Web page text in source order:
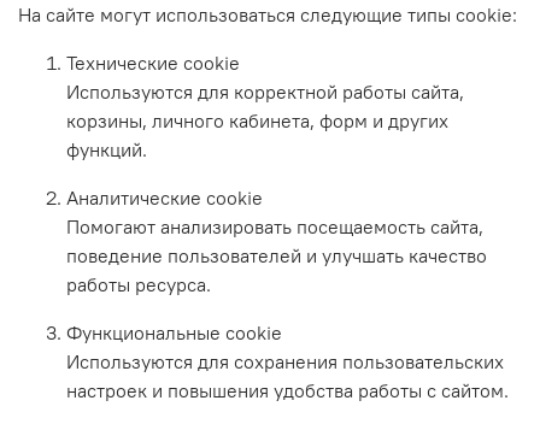
На сайте могут использоваться следующие типы cookie:
Технические cookie
Используются для корректной работы сайта,
корзины, личного кабинета, форм и других
функций.
Аналитические cookie
Помогают анализировать посещаемость сайта,
поведение пользователей и улучшать качество
работы ресурса.
Функциональные cookie
Используются для сохранения пользовательских
настроек и повышения удобства работы с сайтом.